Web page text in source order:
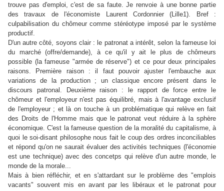
trouve pas d'emploi, c'est de sa faute. Je renvoie à une bonne partie
des travaux de l'économiste Laurent Cordonnier (Lille1). Bref :
culpabilisation du chômeur comme stéréotype imposé par le système
productif.
D'un autre côté, soyons clair : le patronat a intérêt, selon la fameuse loi
du marché (offre/demande), à ce qu'il y ait le plus de chômeurs
possible (la fameuse "armée de réserve") et ce pour deux principales
raisons. Première raison : il faut pouvoir ajuster l'embauche aux
variations de la production ; un classique encore présent dans le
discours patronal. Deuxième raison : le rapport de force entre le
chômeur et l'employeur n'est pas équilibré, mais à l'avantage exclusif
de l'employeur ; et là on touche à un problématique qui relève en fait
des Droits de l'Homme mais que le patronat veut réduire à la sphère
économique. C'est la fameuse question de la moralité du capitalisme, à
quoi le soi-disant philosophe nous fait le coup des ordres inconciliables
et répond qu'on ne saurait évaluer des activités techniques (l'économie
est une technique) avec des concetps qui relève d'un autre monde, le
monde de la morale...
Mais à bien réfléchir, et en s'attardant sur le problème des "emplois
vacants" souvent mis en avant par les libéraux et le patronat pour